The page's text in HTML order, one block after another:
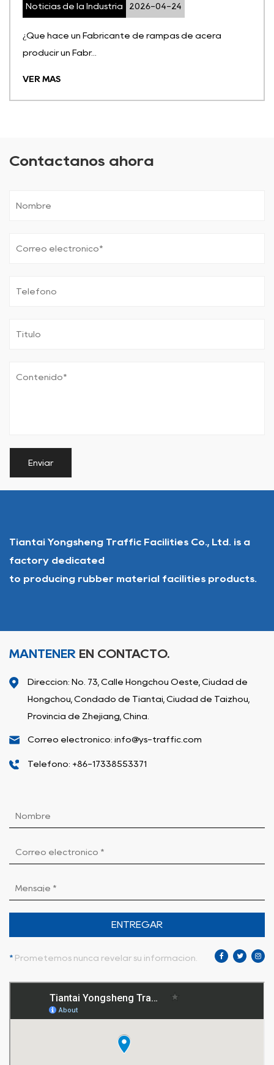
Noticias de la Industria 2026-04-24
¿Qué hace un Fabricante de rampas de acera
producir un Fabr...
VER MÁS
Contáctanos ahora
Tiantai Yongsheng Traffic Facilities Co., Ltd. is a
factory dedicated
to producing rubber material facilities products.
MANTENER EN CONTACTO.
Dirección: No. 73, Calle Hongchou Oeste, Ciudad de
Hongchou, Condado de Tiantai, Ciudad de Taizhou,
Provincia de Zhejiang, China.
Correo electrónico: info@ys-traffic.com
Teléfono: +86-17338553371
ENTREGAR
* Prometemos nunca revelar su información.